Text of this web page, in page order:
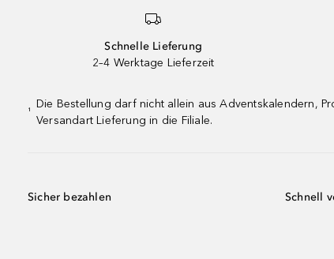
Schnelle Lieferung
2–4 Werktage Lieferzeit
¹
Die Bestellung darf nicht allein aus Adventskalendern,
Versandart Lieferung in die Filiale.
Sicher bezahlen Schnell